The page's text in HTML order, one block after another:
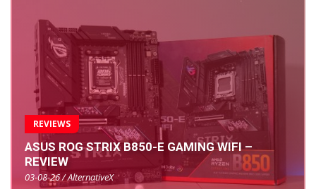
REVIEWS
ASUS ROG STRIX B850-E GAMING WIFI –
REVIEW
03-08-26 / AlternativeX